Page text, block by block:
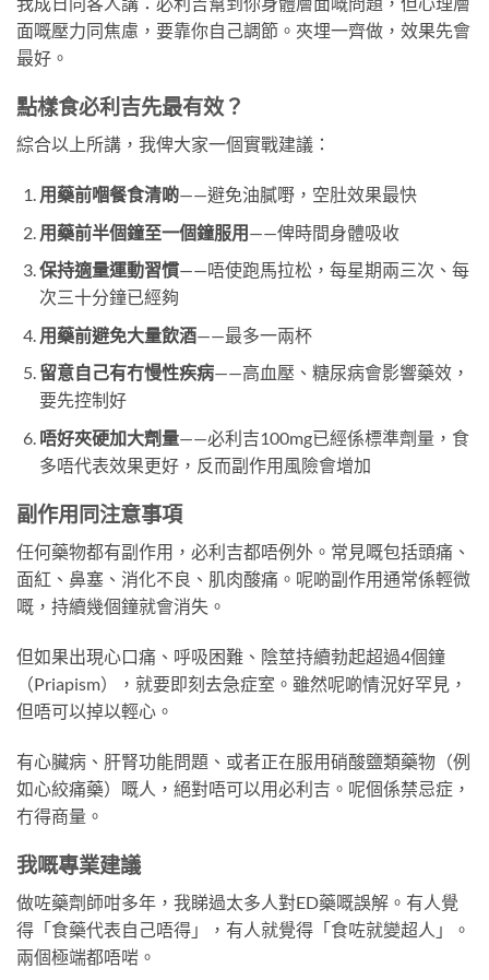
面嘅壓力同焦慮，要靠你自己調節。夾埋一齊做，效果先會
最好。
點樣食必利吉先最有效？
綜合以上所講，我俾大家一個實戰建議：
用藥前嗰餐食清啲——避免油膩嘢，空肚效果最快
用藥前半個鐘至一個鐘服用——俾時間身體吸收
保持適量運動習慣——唔使跑馬拉松，每星期兩三次、每
次三十分鐘已經夠
用藥前避免大量飲酒——最多一兩杯
留意自己有冇慢性疾病——高血壓、糖尿病會影響藥效，
要先控制好
唔好夾硬加大劑量——必利吉100mg已經係標準劑量，食
多唔代表效果更好，反而副作用風險會增加
副作用同注意事項
任何藥物都有副作用，必利吉都唔例外。常見嘅包括頭痛、
面紅、鼻塞、消化不良、肌肉酸痛。呢啲副作用通常係輕微
嘅，持續幾個鐘就會消失。
但如果出現心口痛、呼吸困難、陰莖持續勃起超過4個鐘
（Priapism），就要即刻去急症室。雖然呢啲情況好罕見，
但唔可以掉以輕心。
有心臟病、肝腎功能問題、或者正在服用硝酸鹽類藥物（例
如心絞痛藥）嘅人，絕對唔可以用必利吉。呢個係禁忌症，
冇得商量。
我嘅專業建議
做咗藥劑師咁多年，我睇過太多人對ED藥嘅誤解。有人覺
得「食藥代表自己唔得」，有人就覺得「食咗就變超人」。
兩個極端都唔啱。